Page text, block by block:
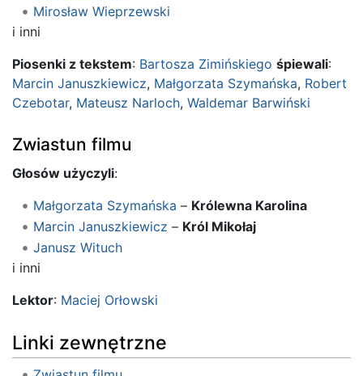
Mirosław Wieprzewski
i inni
Piosenki z tekstem: Bartosza Zimińskiego śpiewali:
Marcin Januszkiewicz, Małgorzata Szymańska, Robert
Czebotar, Mateusz Narloch, Waldemar Barwiński
Zwiastun filmu
Głosów użyczyli:
Małgorzata Szymańska – Królewna Karolina
Marcin Januszkiewicz – Król Mikołaj
Janusz Wituch
i inni
Lektor: Maciej Orłowski
Linki zewnętrzne